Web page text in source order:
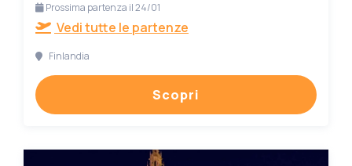
Prossima partenza il 24/01
Vedi tutte le partenze
Finlandia
Scopri